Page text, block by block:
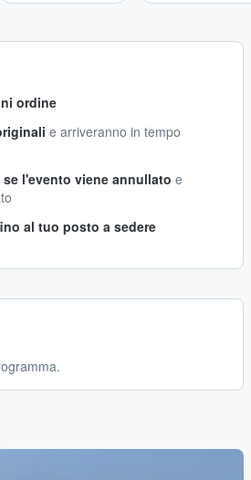
ordine
e arriveranno in tempo
l'evento viene annullato e
al tuo posto a sedere